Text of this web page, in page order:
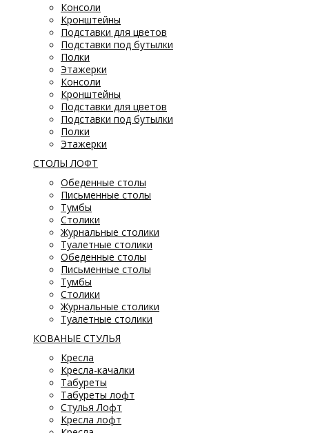
Консоли
Кронштейны
Подставки для цветов
Подставки под бутылки
Полки
Этажерки
Консоли
Кронштейны
Подставки для цветов
Подставки под бутылки
Полки
Этажерки
СТОЛЫ ЛОФТ
Обеденные столы
Письменные столы
Тумбы
Столики
Журнальные столики
Туалетные столики
Обеденные столы
Письменные столы
Тумбы
Столики
Журнальные столики
Туалетные столики
КОВАНЫЕ СТУЛЬЯ
Кресла
Кресла-качалки
Табуреты
Табуреты лофт
Стулья Лофт
Кресла лофт